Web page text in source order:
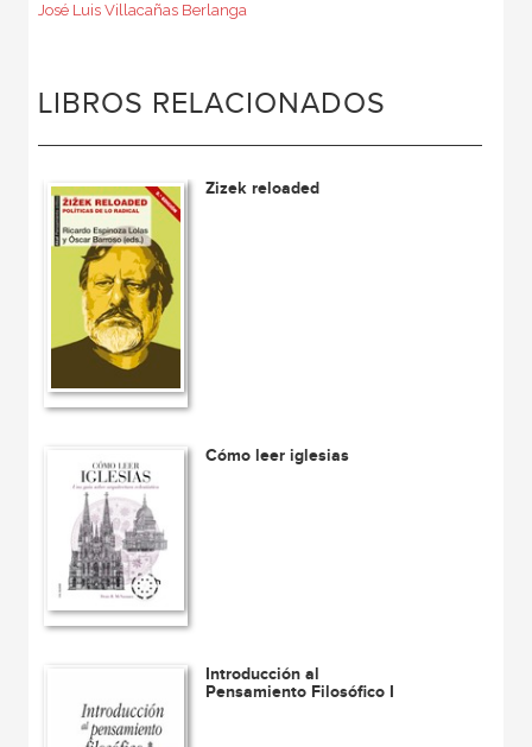
José Luis Villacañas Berlanga
LIBROS RELACIONADOS
Zizek reloaded
Cómo leer iglesias
Introducción al
Pensamiento Filosófico I